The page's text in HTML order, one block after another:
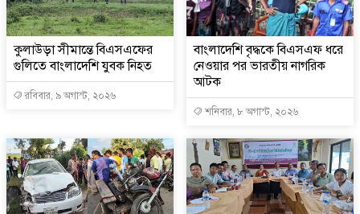
কুলাউড়া সীমান্তে বিএসএফের
গুলিতে বাংলাদেশি যুবক নিহত
রবিবার, ৯ অগাস্ট, ২০২৬
বাংলাদেশি বৃদ্ধকে বিএসএফ ধরে
নেওয়ার পর ভারতীয় নাগরিক
আটক
শনিবার, ৮ অগাস্ট, ২০২৬